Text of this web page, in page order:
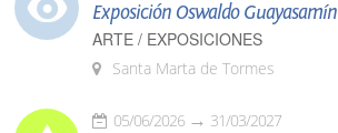
Exposición Oswaldo Guayasamín
ARTE / EXPOSICIONES
Santa Marta de Tormes
05/06/2026 31/03/2027